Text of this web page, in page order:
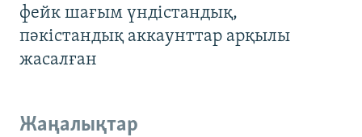
фейк шағым үндістандық,
пәкістандық аккаунттар арқылы
жасалған
Жаңалықтар